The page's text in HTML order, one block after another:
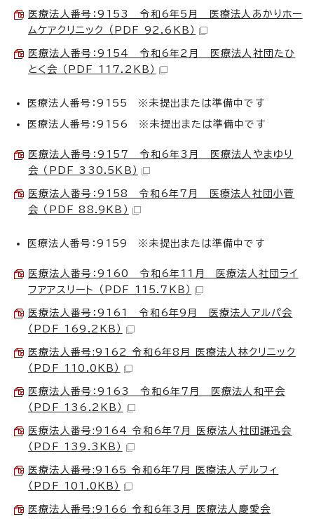
医療法人番号：9153 令和6年5月 医療法人あかりホー
ムケアクリニック （PDF 92.6KB）
医療法人番号：9154 令和6年2月 医療法人社団たひ
とく会 （PDF 117.2KB）
医療法人番号：9155 ※未提出または準備中です
医療法人番号：9156 ※未提出または準備中です
医療法人番号：9157 令和6年3月 医療法人やまゆり
会 （PDF 330.5KB）
医療法人番号：9158 令和6年7月 医療法人社団小菅
会 （PDF 88.9KB）
医療法人番号：9159 ※未提出または準備中です
医療法人番号：9160 令和6年11月 医療法人社団ライ
フアアスリート （PDF 115.7KB）
医療法人番号：9161 令和6年9月 医療法人アルパ会
（PDF 169.2KB）
医療法人番号:9162 令和6年8月 医療法人林クリニック
（PDF 110.0KB）
医療法人番号：9163 令和6年7月 医療法人和平会
（PDF 136.2KB）
医療法人番号:9164 令和6年7月 医療法人社団謙迅会
（PDF 139.3KB）
医療法人番号:9165 令和6年7月 医療法人デルフィ
（PDF 101.0KB）
医療法人番号:9166 令和6年3月 医療法人慶愛会